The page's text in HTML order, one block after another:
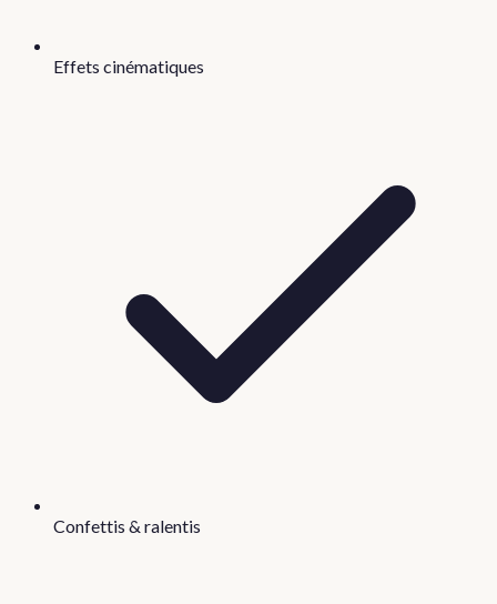
Effets cinématiques
Confettis & ralentis